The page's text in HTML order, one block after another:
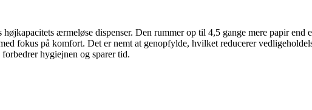
ærmeløse dispenser. Den rummer op til 4,5 gange mere papir
fokus på komfort. Det er nemt at genopfylde, hvilket reducerer
hygiejnen og sparer tid.